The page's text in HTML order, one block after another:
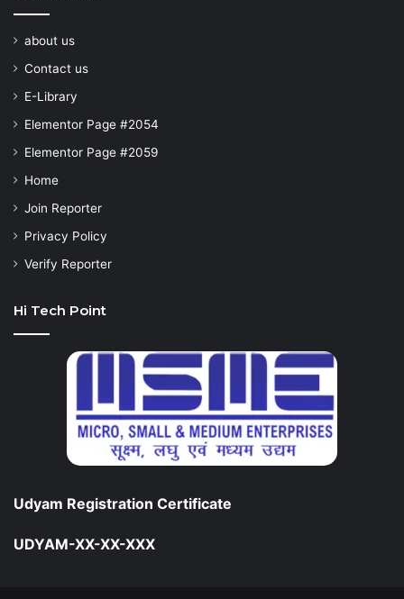
about us
Contact us
E-Library
Elementor Page #2054
Elementor Page #2059
Home
Join Reporter
Privacy Policy
Verify Reporter
Hi Tech Point
Udyam Registration Certificate
UDYAM-XX-XX-XXX